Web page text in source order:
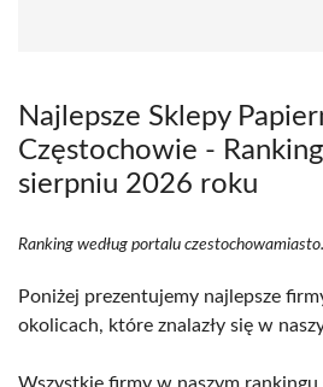
Najlepsze Sklepy
Częstochowie -
sierpniu 2026 roku
Ranking według portalu
Poniżej prezentujemy najlepsze
okolicach, które znalazły się w